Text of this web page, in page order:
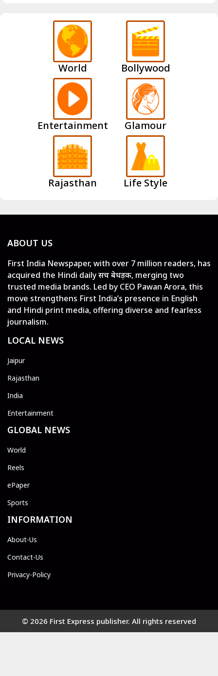
World Bollywood
Entertainment Glamour
Rajasthan Life Style
ABOUT US
First India Newspaper, with over 7 million readers, has
acquired the Hindi daily सच बेधड़क, merging two
trusted media brands. Led by CEO Pawan Arora, this
move strengthens First India’s presence in English
and Hindi print media, offering diverse and fearless
journalism.
LOCAL NEWS
Jaipur
Rajasthan
India
Entertainment
GLOBAL NEWS
World
Reels
ePaper
Sports
INFORMATION
About-Us
Contact-Us
Privacy-Policy
© 2026 First Express publisher. All rights reserved